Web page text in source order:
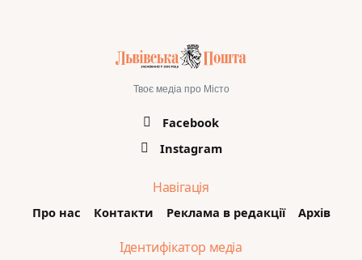
Твоє медіа про Місто
Facebook
Instagram
Навігація
Про нас Контакти Реклама в редакції Архів
Ідентифікатор медіа